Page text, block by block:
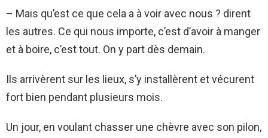
– Mais qu’est ce que cela a à voir avec nous ? dirent
les autres. Ce qui nous importe, c’est d’avoir à manger
et à boire, c’est tout. On y part dès demain.
Ils arrivèrent sur les lieux, s’y installèrent et vécurent
fort bien pendant plusieurs mois.
Un jour, en voulant chasser une chèvre avec son pilon,